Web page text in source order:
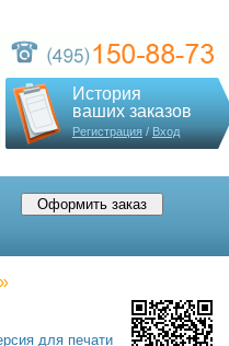
История
ваших заказов
Регистрация/Вход
»
для печати